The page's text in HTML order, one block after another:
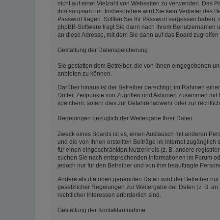
nicht auf einer Vielzahl von Webseiten zu verwenden. Das
ihm sorgsam um. Insbesondere wird Sie kein Vertreter des
Passwort fragen. Sollten Sie Ihr Passwort vergessen haben,
phpBB-Software fragt Sie dann nach Ihrem Benutzernamen
an diese Adresse, mit dem Sie dann auf das Board
Gestattung der Datenspeicherung
Sie gestatten dem Betreiber, die von Ihnen eingegebenen
anbieten zu können.
Darüber hinaus ist der Betreiber berechtigt, im Rahmen
Dritter, Zeitpunkte von Zugriffen und Aktionen zusammen
speichern, sofern dies zur Gefahrenabwehr oder zur
Regelungen bezüglich der Weitergabe Ihrer Daten
Zweck eines Boards ist es, einen Austausch mit anderen
und die von Ihnen erstellten Beiträge im Internet
für einen eingeschränkten Nutzerkreis (z. B. andere
suchen Sie nach entsprechenden Informationen im Forum
jedoch nur für den Betreiber und von ihm beauftragte
Andere als die oben genannten Daten wird der Betreiber
gesetzlicher Regelungen zur Weitergabe der Daten (z. B.
rechtlicher Interessen erforderlich sind.
Gestattung der Kontaktaufnahme